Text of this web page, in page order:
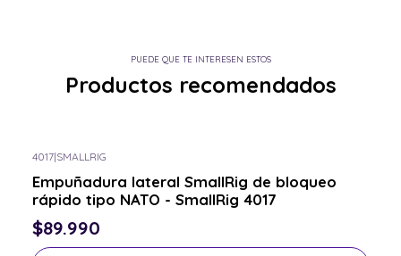
PUEDE QUE TE INTERESEN ESTOS
Productos recomendados
4017|SMALLRIG
Empuñadura lateral SmallRig de bloqueo
rápido tipo NATO - SmallRig 4017
$89.990